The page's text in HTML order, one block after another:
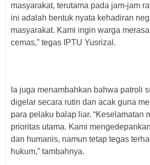
masyarakat, terutama pada jam-jam
ini adalah bentuk nyata kehadiran
masyarakat. Kami ingin warga
cemas,” tegas IPTU Yusrizal.
Ia juga menambahkan bahwa patroli
digelar secara rutin dan acak guna
para pelaku balap liar. “Keselamatan
prioritas utama. Kami
dan humanis, namun tetap tegas
hukum,” tambahnya.